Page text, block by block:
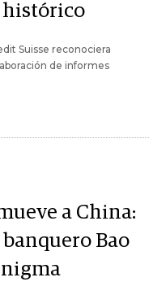
histórico
Suisse reconociera
de informes
a China:
Bao